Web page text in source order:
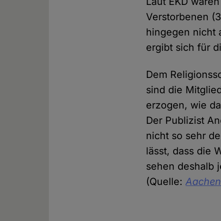
Verstorbenen
hingegen nicht
ergibt sich für
Dem
sind die
erzogen, wie
Der Publizist
nicht so sehr
lässt, dass die
sehen deshalb
(Quelle: